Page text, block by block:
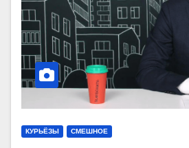
КУРЬЁЗЫ СМЕШНОЕ